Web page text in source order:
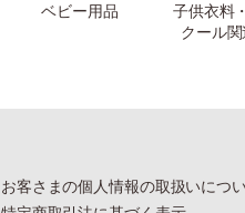
ベビー用品
子供衣料
クール関
お客さまの個人情報の取扱いにつ